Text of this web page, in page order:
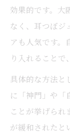
効果的です。大
なく、耳つぼジ
アも人気です。
り入れることで
具体的な方法と
に「神門」や「
ことが挙げられ
が緩和されたと